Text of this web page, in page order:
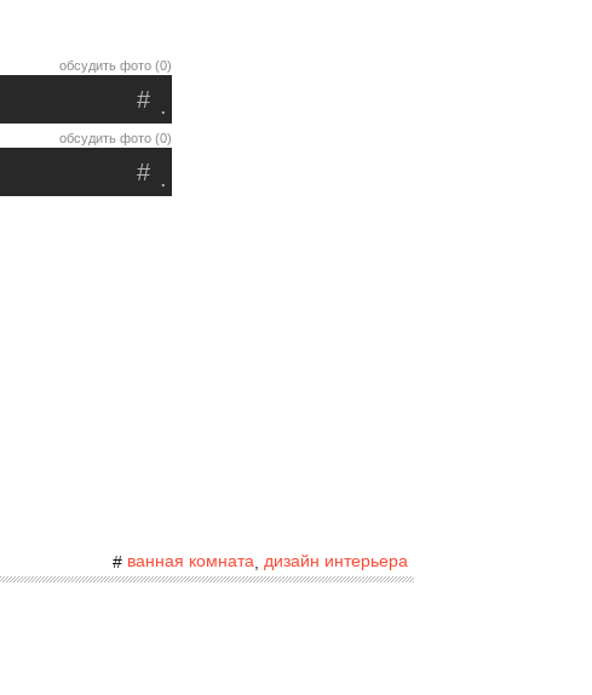
обсудить фото (0)
.
#
обсудить фото (0)
.
#
# ванная комната дизайн интерьера